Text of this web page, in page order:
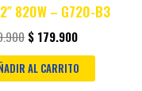
820W – G720-B3
$ 179.900
AL CARRITO